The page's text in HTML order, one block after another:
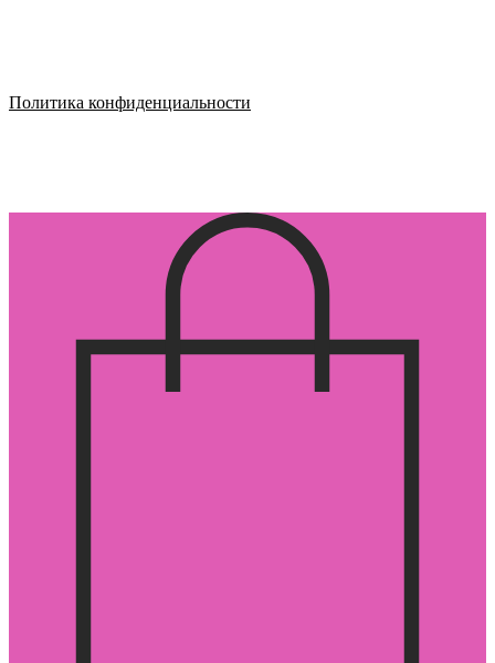
Политика конфиденциальности